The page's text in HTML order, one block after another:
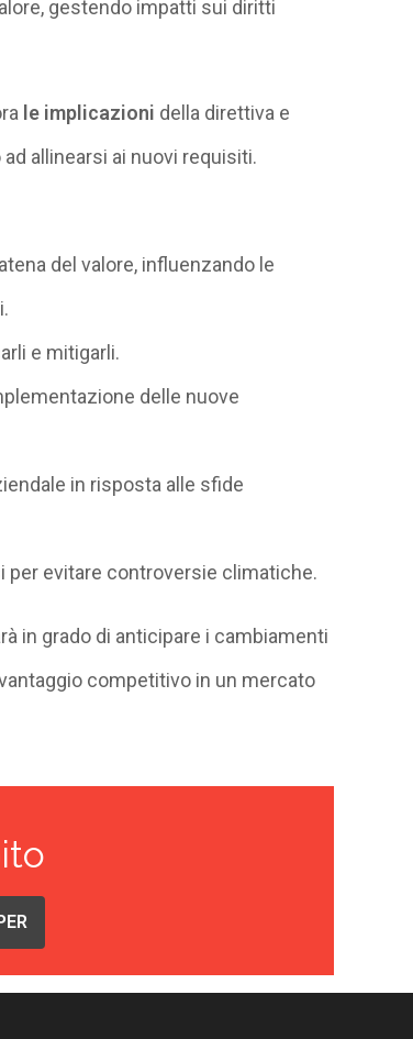
gestendo impatti sui diritti
le implicazioni della direttiva e
allinearsi ai nuovi requisiti.
del valore, influenzando le
e mitigarli.
delle nuove
in risposta alle sfide
per evitare controversie climatiche.
in grado di anticipare i cambiamenti
competitivo in un mercato